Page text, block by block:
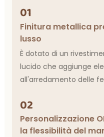
01
Finitura metallica
lusso
È dotato di un
lucido che aggiunge
all'arredamento delle
02
Personalizzazione
la flessibilità del